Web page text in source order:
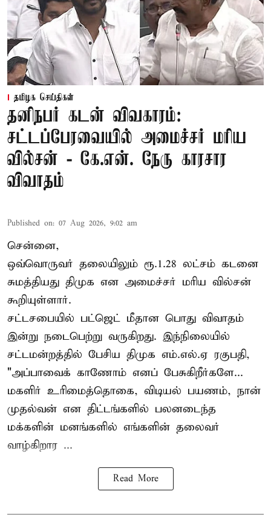
தமிழக செய்திகள்
தனிநபர் கடன் விவகாரம்:
சட்டப்பேரவையில் அமைச்சர் மரிய
வில்சன் - கே.என். நேரு காரசார
விவாதம்
Published on: 07 Aug 2026, 9:02 am
சென்னை,
ஒவ்வொருவர் தலையிலும் ரூ.1.28 லட்சம் கடனை
சுமத்தியது திமுக என அமைச்சர் மரிய வில்சன்
கூறியுள்ளார்.
சட்டசபையில் பட்ஜெட் மீதான பொது விவாதம்
இன்று நடைபெற்று வருகிறது. இந்நிலையில்
சட்டமன்றத்தில் பேசிய திமுக எம்.எல்.ஏ ரகுபதி,
"அப்பாவைக் காணோம் எனப் பேசுகிறீர்களே...
மகளிர் உரிமைத்தொகை, விடியல் பயணம், நான்
முதல்வன் என திட்டங்களில் பலனடைந்த
மக்களின் மனங்களில் எங்களின் தலைவர்
வாழ்கிறார ...
Read More